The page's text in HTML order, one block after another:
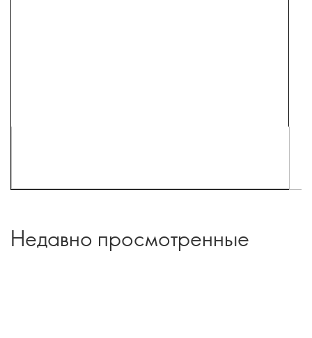
Недавно просмотренные